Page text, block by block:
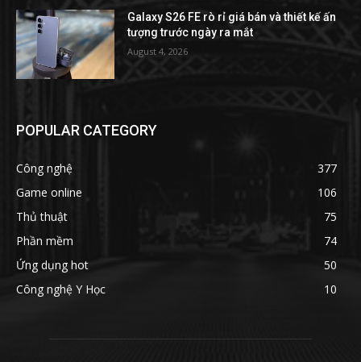
Galaxy S26 FE rò rỉ giá bán và thiết kế ấn
tượng trước ngày ra mắt
August 4, 2026
POPULAR CATEGORY
Công nghệ
377
Game online
106
Thủ thuật
75
Phần mềm
74
Ứng dụng hot
50
Công nghệ Y Học
10